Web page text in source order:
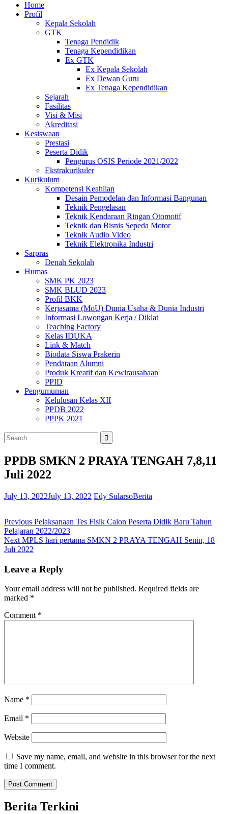
Home
Profil
Kepala Sekolah
GTK
Tenaga Pendidik
Tenaga Kependidikan
Ex GTK
Ex Kepala Sekolah
Ex Dewan Guru
Ex Tenaga Kependidikan
Sejarah
Fasilitas
Visi & Misi
Akreditasi
Kesiswaan
Prestasi
Peserta Didik
Pengurus OSIS Periode 2021/2022
Ekstrakurikuler
Kurikulum
Kompetensi Keahlian
Desain Pemodelan dan Informasi Bangunan
Teknik Pengelasan
Teknik Kendaraan Ringan Otomotif
Teknik dan Bisnis Sepeda Motor
Teknik Audio Video
Teknik Elektronika Industri
Sarpras
Denah Sekolah
Humas
SMK PK 2023
SMK BLUD 2023
Profil BKK
Kerjasama (MoU) Dunia Usaha & Dunia Industri
Informasi Lowongan Kerja / Diklat
Teaching Factory
Kelas IDUKA
Link & Match
Biodata Siswa Prakerin
Pendataan Alumni
Produk Kreatif dan Kewirausahaan
PPID
Pengumuman
Kelulusan Kelas XII
PPDB 2022
PPPK 2021
Search
for:
PPDB SMKN 2 PRAYA TENGAH 7,8,11
Juli 2022
July 13, 2022July 13, 2022 Edy SularsoBerita
Post
navigation
Previous Previous
post:
Pelaksanaan Tes Fisik Calon Peserta Didik Baru Tahun
Pelajaran 2022/2023
Next Next
post:
MPLS hari pertama SMKN 2 PRAYA TENGAH Senin, 18
Juli 2022
Leave a Reply
Your email address will not be published. Required fields are
marked *
Comment *
Name *
Email *
Website
Save my name, email, and website in this browser for the next
time I comment.
Berita Terkini